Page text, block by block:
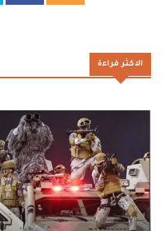
الاكثر قراءة